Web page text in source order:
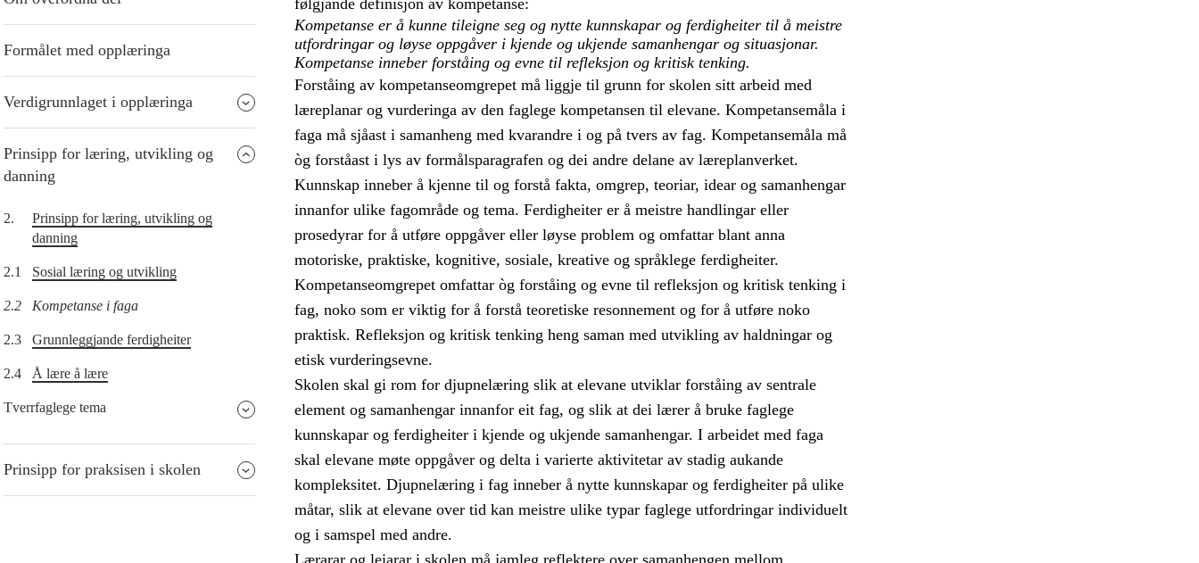
Formålet med opplæringa
Verdigrunnlaget i opplæringa
Prinsipp for læring, utvikling og
danning
2.
Prinsipp for læring, utvikling og
danning
2.1 Sosial læring og utvikling
2.2 Kompetanse i faga
2.3 Grunnleggjande ferdigheiter
2.4 Å lære å lære
Tverrfaglege tema
Prinsipp for praksisen i skolen
følgjande definisjon av kompetanse:
Kompetanse er å kunne tileigne seg og nytte kunnskapar og ferdigheiter til å meistre
utfordringar og løyse oppgåver i kjende og ukjende samanhengar og situasjonar.
Kompetanse inneber forståing og evne til refleksjon og kritisk tenking.
Forståing av kompetanseomgrepet må liggje til grunn for skolen sitt arbeid med
læreplanar og vurderinga av den faglege kompetansen til elevane. Kompetansemåla i
faga må sjåast i samanheng med kvarandre i og på tvers av fag. Kompetansemåla må
òg forståast i lys av formålsparagrafen og dei andre delane av læreplanverket.
Kunnskap inneber å kjenne til og forstå fakta, omgrep, teoriar, idear og samanhengar
innanfor ulike fagområde og tema. Ferdigheiter er å meistre handlingar eller
prosedyrar for å utføre oppgåver eller løyse problem og omfattar blant anna
motoriske, praktiske, kognitive, sosiale, kreative og språklege ferdigheiter.
Kompetanseomgrepet omfattar òg forståing og evne til refleksjon og kritisk tenking i
fag, noko som er viktig for å forstå teoretiske resonnement og for å utføre noko
praktisk. Refleksjon og kritisk tenking heng saman med utvikling av haldningar og
etisk vurderingsevne.
Skolen skal gi rom for djupnelæring slik at elevane utviklar forståing av sentrale
element og samanhengar innanfor eit fag, og slik at dei lærer å bruke faglege
kunnskapar og ferdigheiter i kjende og ukjende samanhengar. I arbeidet med faga
skal elevane møte oppgåver og delta i varierte aktivitetar av stadig aukande
kompleksitet. Djupnelæring i fag inneber å nytte kunnskapar og ferdigheiter på ulike
måtar, slik at elevane over tid kan meistre ulike typar faglege utfordringar individuelt
og i samspel med andre.